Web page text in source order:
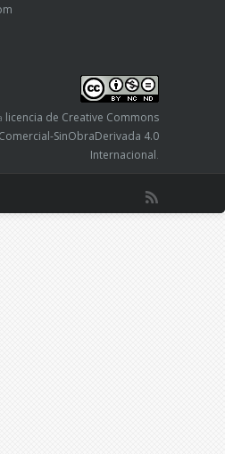
licencia de Creative Commons
SinObraDerivada 4.0
Internacional